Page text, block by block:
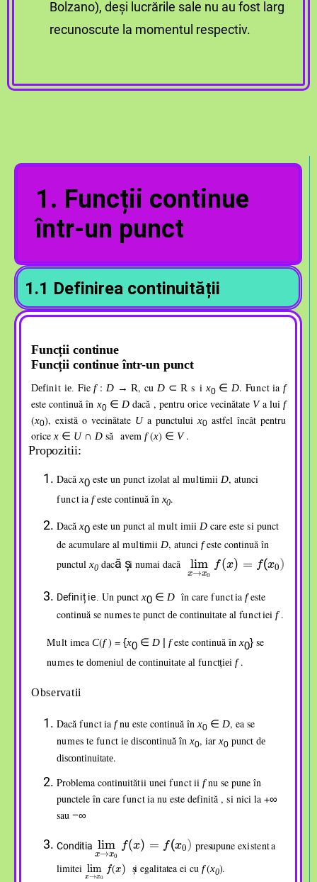
Bolzano), deși lucrările sale nu au fost larg
recunoscute la momentul respectiv.
1. Funcții continue
într-un punct
1.1 Definirea continuității
Funcții continue
Funcții continue într-un punct
Defini, ie. Fief : D →R, cu D ⊂Rs, i x0 ∈ D. Func , iaf
este continuă în x0 ∈ Ddacă , pentru orice vecinătate Va luif
(x0), există o vecinătate U a punctului x0 astfel încât pentru
orice x ∈ U ∩ D să avem f(x) ∈ V.
Propozitii:
Dacă x0 este un punct izolat al mulțimii D, atunci
func
, ia feste continuă în x0.
Dacă x0 este un punct al mulț imiiDcare estes,i punct
de acumulare al mul ,imii D, atuncifeste continuă în
punctul x0 dacă și numai dacă limx →x0f ⁡(x )=f⁡(x
limx →x0f ⁡(x )=f⁡(x
x→x0
lim f(x) = f(x0)
Definiție Un punct x0 ∈ D în care func ,ia feste
continuă se numes,te punct de continuitate al func ,ieif.
Mul, imea C(f) = {x0 ∈ D feste continuă în x0} se
numes, te domeniul de continuitate al func ,ției f.
Observa , ii
Dacă func , ia fnu este continuă în x0 ∈ D, ea se
numes, te func , ie discontinuă în x0, iar x0 punct de
discontinuitate.
Problema continuităt,ii uneifunc , ii fnu se pune în
punctele în care func , ia nu este definită , s, i nici la +∞
sau −∞
Conditia limx →x0f ⁡(x )=f⁡(x0?
limx →x0f ⁡(x )=f⁡(x0?
x→x0
lim f(x) = f(x0) presupune existen a
limitei limx →x0f ⁡( x
limx →x0f ⁡( x
x→x0
lim f(x) și egalitatea ei cu f (x0).